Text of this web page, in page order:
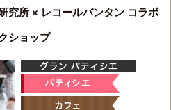
究所 × レコールバンタン コラボ
ショップ